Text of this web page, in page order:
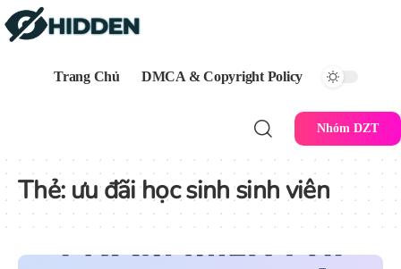
Trang Chủ DMCA & Copyright Policy
Nhóm DZT
Thẻ: ưu đãi học sinh sinh viên